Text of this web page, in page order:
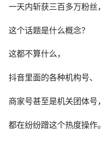
一天内斩获三百多万粉丝，
这个话题是什么概念？
这都不算什么，
抖音里面的各种机构号、
商家号甚至是机关团体号，
都在纷纷蹭这个热度操作。